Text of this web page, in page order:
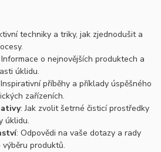
techniky a triky, jak zjednodušit a
o nejnovějších produktech a
úklidu.
příběhy a příklady úspěšného
zařízeních.
: Jak zvolit šetrné čisticí prostředky
úklidu.
: Odpovědi na vaše dotazy a rady
produktů.